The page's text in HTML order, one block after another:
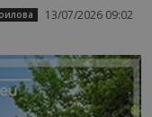
13/07/2026 09:02